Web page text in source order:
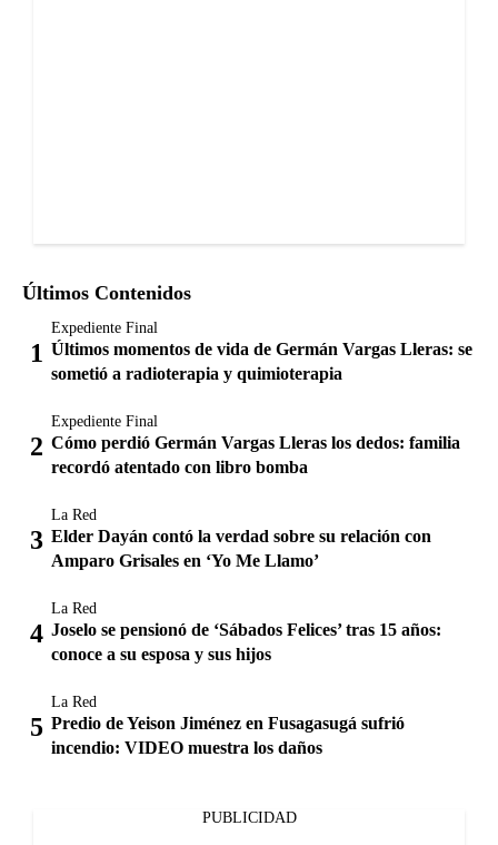
Últimos Contenidos
Expediente Final
Últimos momentos de vida de Germán Vargas Lleras: se
sometió a radioterapia y quimioterapia
Expediente Final
Cómo perdió Germán Vargas Lleras los dedos: familia
recordó atentado con libro bomba
La Red
Elder Dayán contó la verdad sobre su relación con
Amparo Grisales en ‘Yo Me Llamo’
La Red
Joselo se pensionó de ‘Sábados Felices’ tras 15 años:
conoce a su esposa y sus hijos
La Red
Predio de Yeison Jiménez en Fusagasugá sufrió
incendio: VIDEO muestra los daños
PUBLICIDAD